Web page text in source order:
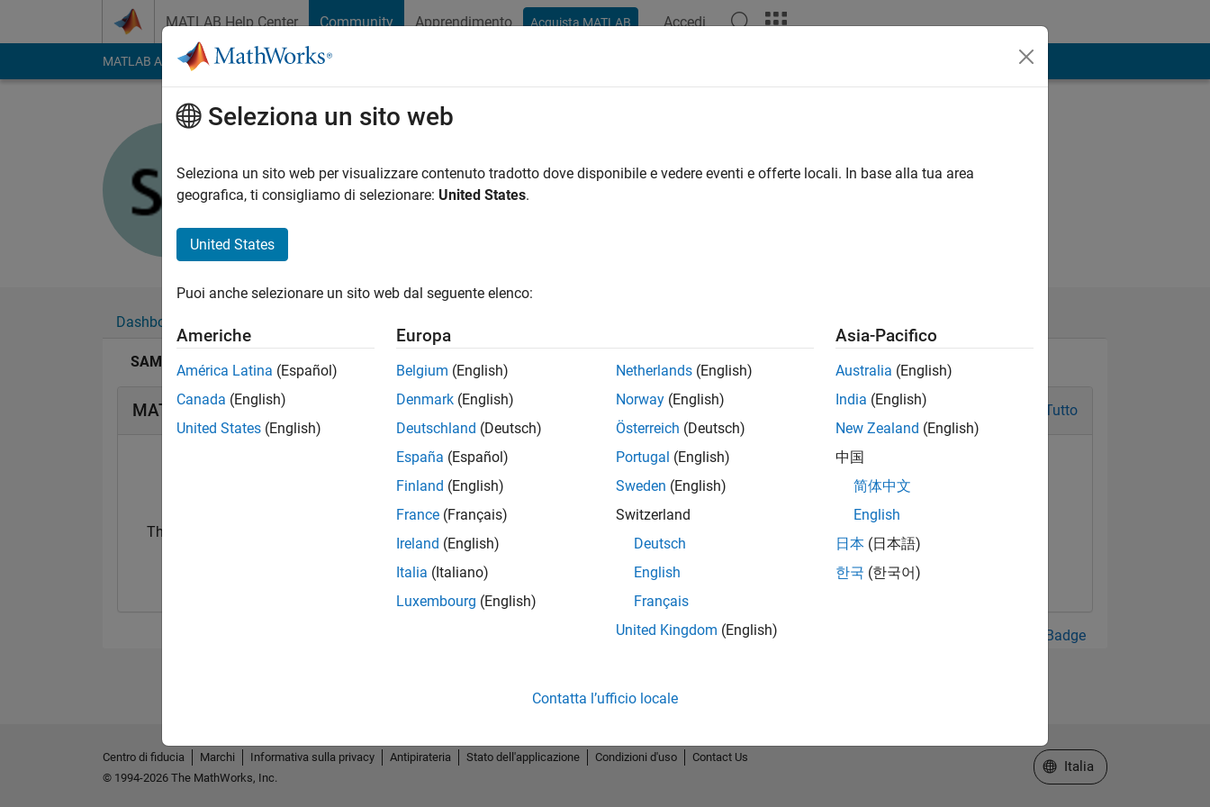
MATLAB Help Center Community Apprendimento Acquista MATLAB Accedi
MATLAB Answers File Exchange Cody
Attivo dal 2015
Followers:0Following:0
Dashboard
SAMUEL AYINDE's Badge
MATLAB Answers Badge Tutto
Thankful Level 1
Guarda tutto Badge
Seleziona un sito web
Seleziona un sito web per visualizzare contenuto tradotto dove disponibile e vedere eventi e offerte locali. In base alla tua area
geografica, ti consigliamo di selezionare: United States.
United States
Puoi anche selezionare un sito web dal seguente elenco:
Americhe
América Latina (Español)
Canada (English)
United States (English)
Europa
Belgium (English)
Denmark (English)
Deutschland (Deutsch)
España (Español)
Finland (English)
France (Français)
Ireland (English)
Italia (Italiano)
Luxembourg (English)
Netherlands (English)
Norway (English)
Österreich (Deutsch)
Portugal (English)
Sweden (English)
Switzerland
Deutsch
English
Français
United Kingdom (English)
Asia-Pacifico
Australia (English)
India (English)
New Zealand (English)
中国
简体中文
English
日本 (日本語)
한국 (한국어)
Contatta l’ufficio locale
Centro di fiducia Marchi Informativa sulla privacy Antipirateria Stato dell'applicazione Condizioni d'uso
Contact Us
© 1994-2026 The MathWorks, Inc.
Seleziona un sito web
Italia